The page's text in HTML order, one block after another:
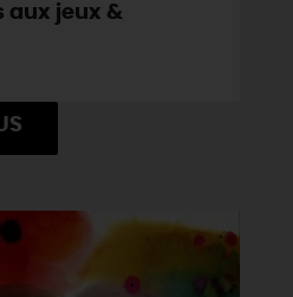
aux jeux &